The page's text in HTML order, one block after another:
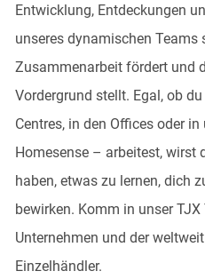
Entwicklung, Entdeckungen
unseres dynamischen
Zusammenarbeit fördert und
Vordergrund stellt. Egal, ob
Centres, in den Offices oder
Homesense – arbeitest, wirst
haben, etwas zu lernen, dich
bewirken. Komm in unser
Unternehmen und der
Einzelhändler.